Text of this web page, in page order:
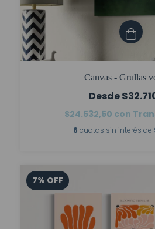
Canvas - Grullas
$24.532,50 con
6 cuotas sin interés de
7% OFF